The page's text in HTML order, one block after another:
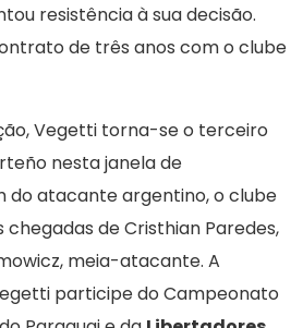
resistência à sua decisão.
de três anos com o clube
Vegetti torna-se o terceiro
nesta janela de
do atacante argentino, o clube
de Cristhian Paredes,
meia-atacante. A
participe do Campeonato